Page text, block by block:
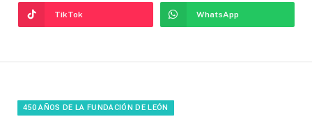
TikTok WhatsApp
450 AÑOS DE LA FUNDACIÓN DE LEÓN